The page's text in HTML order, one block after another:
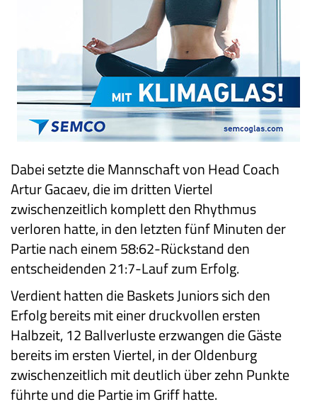
Dabei setzte die Mannschaft von Head Coach
Artur Gacaev, die im dritten Viertel
zwischenzeitlich komplett den Rhythmus
verloren hatte, in den letzten fünf Minuten der
Partie nach einem 58:62-Rückstand den
entscheidenden 21:7-Lauf zum Erfolg.
Verdient hatten die Baskets Juniors sich den
Erfolg bereits mit einer druckvollen ersten
Halbzeit, 12 Ballverluste erzwangen die Gäste
bereits im ersten Viertel, in der Oldenburg
zwischenzeitlich mit deutlich über zehn Punkte
führte und die Partie im Griff hatte.